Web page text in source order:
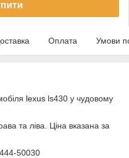
Оплата Умови
lexus ls430 у чудовому
та ліва. Ціна вказана за
50030